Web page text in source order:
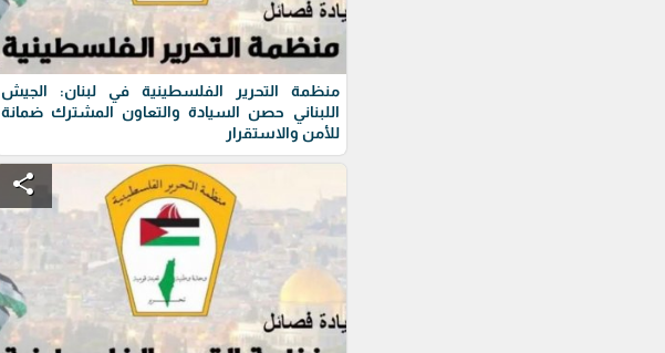
منظمة التحرير الفلسطينية في لبنان: الجيش
اللبناني حصن السيادة والتعاون المشترك ضمانة
للأمن والاستقرار
share